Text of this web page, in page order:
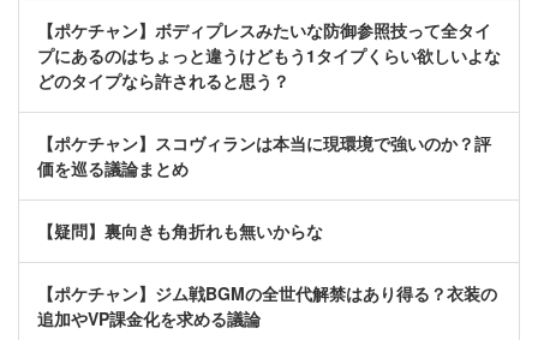
【ポケチャン】ボディプレスみたいな防御参照技って全タイ
プにあるのはちょっと違うけどもう1タイプくらい欲しいよな
どのタイプなら許されると思う？
【ポケチャン】スコヴィランは本当に現環境で強いのか？評
価を巡る議論まとめ
【疑問】裏向きも角折れも無いからな
【ポケチャン】ジム戦BGMの全世代解禁はあり得る？衣装の
追加やVP課金化を求める議論